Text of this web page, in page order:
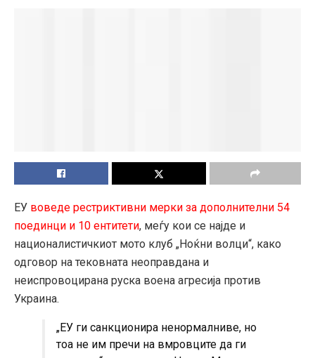
ЕУ воведе рестриктивни мерки за дополнителни 54
поединци и 10 ентитети, меѓу кои се најде и
националистичкиот мото клуб „Ноќни волци“, како
одговор на тековната неоправдана и
неиспровоцирана руска воена агресија против
Украина.
„ЕУ ги санкционира ненормалниве, но
тоа не им пречи на вмровците да ги